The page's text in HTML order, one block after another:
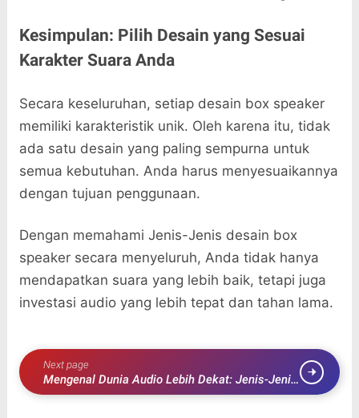
Kesimpulan: Pilih Desain yang Sesuai
Karakter Suara Anda
Secara keseluruhan, setiap desain box speaker
memiliki karakteristik unik. Oleh karena itu, tidak
ada satu desain yang paling sempurna untuk
semua kebutuhan. Anda harus menyesuaikannya
dengan tujuan penggunaan.
Dengan memahami Jenis-Jenis desain box
speaker secara menyeluruh, Anda tidak hanya
mendapatkan suara yang lebih baik, tetapi juga
investasi audio yang lebih tepat dan tahan lama.
Next page
Mengenal Dunia Audio Lebih Dekat: Jenis-Jenis
Speaker Berdasarkan Desain yang Wajib Anda